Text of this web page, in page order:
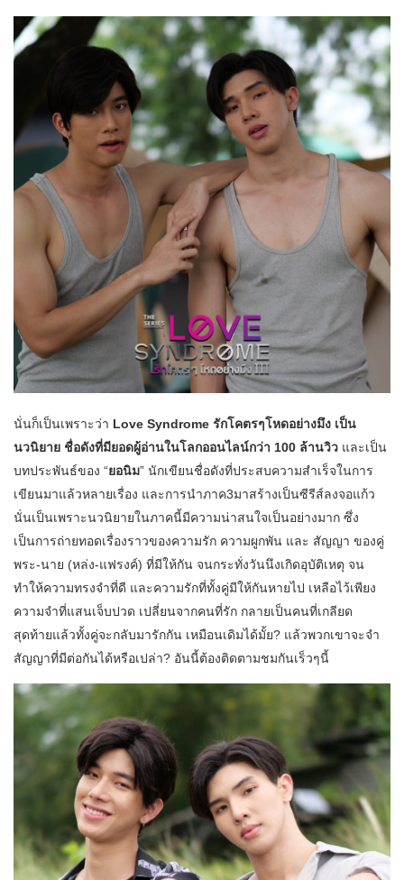
นั่นก็เป็นเพราะว่า Love Syndrome รักโคตรๆโหดอย่างมึง เป็น
นวนิยาย ชื่อดังที่มียอดผู้อ่านในโลกออนไลน์กว่า 100 ล้านวิว และเป็น
บทประพันธ์ของ “ยอนิม” นักเขียนชื่อดังที่ประสบความสำเร็จในการ
เขียนมาแล้วหลายเรื่อง และการนำภาค3มาสร้างเป็นซีรีส์ลงจอแก้ว
นั่นเป็นเพราะนวนิยายในภาคนี้มีความน่าสนใจเป็นอย่างมาก ซึ่ง
เป็นการถ่ายทอดเรื่องราวของความรัก ความผูกพัน และ สัญญา ของคู่
พระ-นาย (หล่ง-แฟรงค์) ที่มีให้กัน จนกระทั่งวันนึงเกิดอุบัติเหตุ จน
ทำให้ความทรงจำที่ดี และความรักที่ทั้งคู่มีให้กันหายไป เหลือไว้เพียง
ความจำที่แสนเจ็บปวด เปลี่ยนจากคนที่รัก กลายเป็นคนที่เกลียด
สุดท้ายแล้วทั้งคู่จะกลับมารักกัน เหมือนเดิมได้มั้ย? แล้วพวกเขาจะจำ
สัญญาที่มีต่อกันได้หรือเปล่า? อันนี้ต้องติดตามชมกันเร็วๆนี้